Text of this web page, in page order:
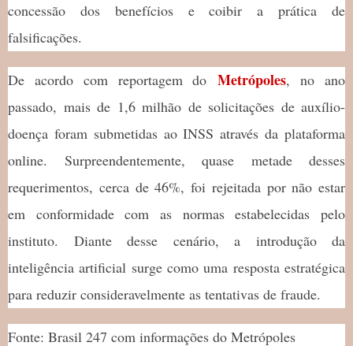
concessão dos benefícios e coibir a prática de
falsificações.
De acordo com reportagem doMetrópoles, no ano
passado, mais de 1,6 milhão de solicitações de auxílio-
doença foram submetidas ao INSS através da plataforma
online. Surpreendentemente, quase metade desses
requerimentos, cerca de 46%, foi rejeitada por não estar
em conformidade com as normas estabelecidas pelo
instituto. Diante desse cenário, a introdução da
inteligência artificial surge como uma resposta estratégica
para reduzir consideravelmente as tentativas de fraude.
Fonte: Brasil 247 com informações do Metrópoles